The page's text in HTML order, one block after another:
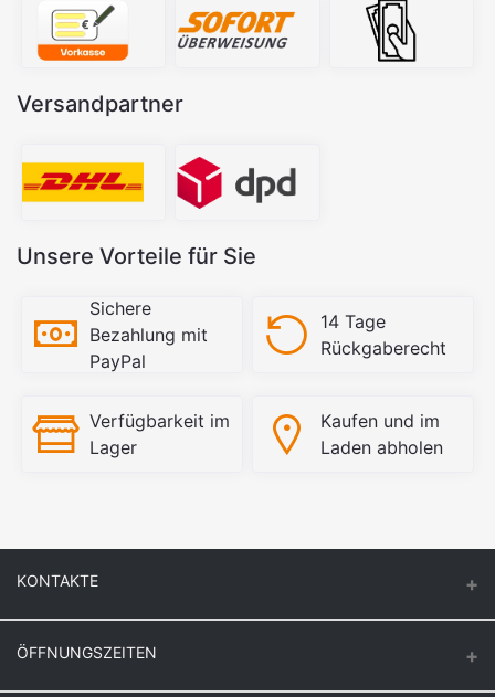
Versandpartner
Unsere Vorteile für Sie
Sichere
Bezahlung mit
PayPal
14 Tage
Rückgaberecht
Verfügbarkeit im
Lager
Kaufen und im
Laden abholen
KONTAKTE
ÖFFNUNGSZEITEN